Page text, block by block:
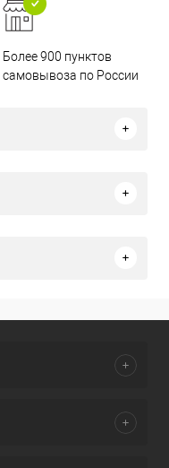
Более 900 пунктов
самовывоза по России